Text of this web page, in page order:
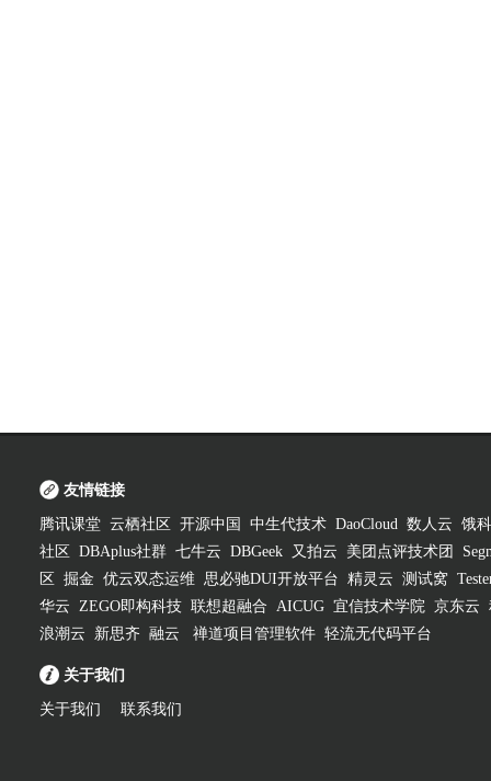
友情链接
腾讯课堂 云栖社区 开源中国 中生代技术 DaoCloud 数人云 饿
社区
DBAplus社群 七牛云 DBGeek 又拍云 美团点评技术团
区
掘金 优云双态运维 思必驰DUI开放平台 精灵云 测试窝
华云 ZEGO即构科技 联想超融合 AICUG 宜信技术学院 京东云
浪潮云
新思齐 融云 禅道项目管理软件 轻流无代码平台
关于我们
关于我们 联系我们